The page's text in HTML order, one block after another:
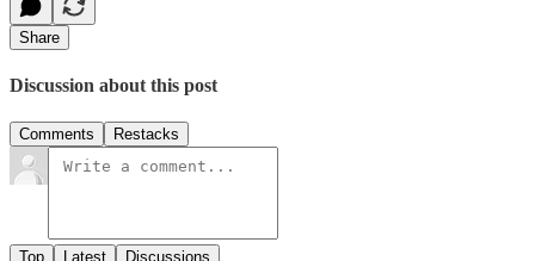
Share
Discussion about this post
Comments Restacks
Top Latest Discussions